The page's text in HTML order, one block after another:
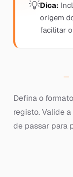
Dica:
origem
facilitar
Defina o
registo. Valide
de passar para